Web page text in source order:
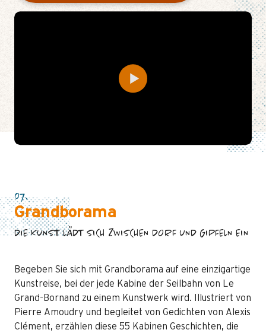
07.
Grandborama
DIE KUNST LÄDT SICH ZWISCHEN DORF UND GIPFELN EIN
Begeben Sie sich mit Grandborama auf eine einzigartige
Kunstreise, bei der jede Kabine der Seilbahn von Le
Grand-Bornand zu einem Kunstwerk wird. Illustriert von
Pierre Amoudry und begleitet von Gedichten von Alexis
Clément, erzählen diese 55 Kabinen Geschichten, die